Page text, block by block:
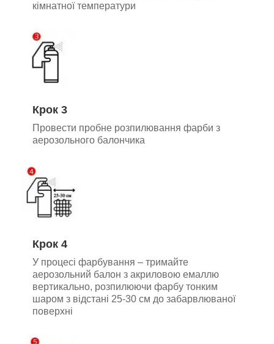
кімнатної температури
Крок 3
Провести пробне розпилювання фарби з
аерозольного балончика
Крок 4
У процесі фарбування – тримайте
аерозольний балон з акриловою емаллю
вертикально, розпилюючи фарбу тонким
шаром з відстані 25-30 см до забарвлюваної
поверхні